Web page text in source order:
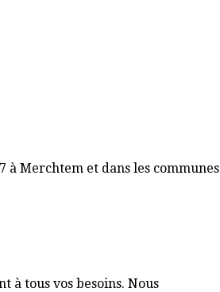
à Merchtem et dans les communes
tous vos besoins. Nous